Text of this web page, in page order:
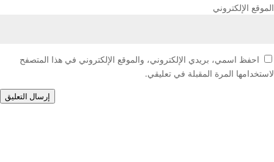
الموقع الإلكتروني
احفظ اسمي، بريدي الإلكتروني، والموقع الإلكتروني في هذا المتصفح
لاستخدامها المرة المقبلة في تعليقي.
إرسال التعليق